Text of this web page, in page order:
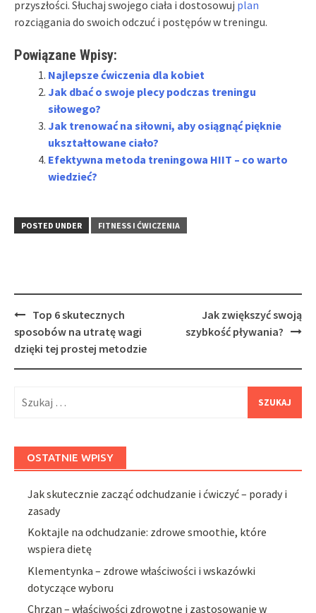
przyszłości. Słuchaj swojego ciała i dostosowuj plan
rozciągania do swoich odczuć i postępów w treningu.
Powiązane Wpisy:
Najlepsze ćwiczenia dla kobiet
Jak dbać o swoje plecy podczas treningu
siłowego?
Jak trenować na siłowni, aby osiągnąć pięknie
ukształtowane ciało?
Efektywna metoda treningowa HIIT – co warto
wiedzieć?
POSTED UNDER FITNESS I ĆWICZENIA
Post
navigation
Top 6 skutecznych
sposobów na utratę wagi
dzięki tej prostej metodzie
Jak zwiększyć swoją
szybkość pływania?
OSTATNIE WPISY
Jak skutecznie zacząć odchudzanie i ćwiczyć – porady i
zasady
Koktajle na odchudzanie: zdrowe smoothie, które
wspiera dietę
Klementynka – zdrowe właściwości i wskazówki
dotyczące wyboru
Chrzan – właściwości zdrowotne i zastosowanie w